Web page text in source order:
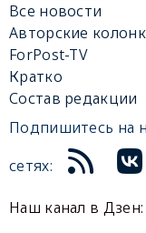
Все новости
Авторские
ForPost-TV
Кратко
Состав редакции
Подпишитесь на
сетях:
Наш канал в Дзен: